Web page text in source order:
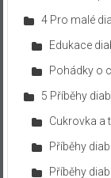
4 Pro malé
Edukace
Pohádky o
5 Příběhy
Cukrovka a
Příběhy
Příběhy